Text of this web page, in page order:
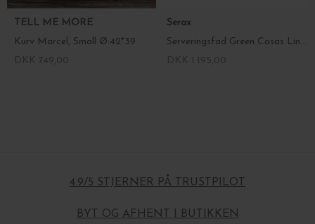
TELL ME MORE
Kurv Marcel, Small Ø:42*39
Serax
Serveringsfad Green Cosas Lindas
4.9/5 STJERNER PÅ TRUSTPILOT
BYT OG AFHENT I BUTIKKEN